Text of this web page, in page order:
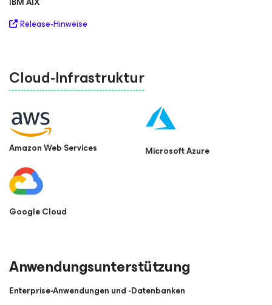
Release-Hinweise
Cloud-Infrastruktur
Amazon Web Services Microsoft Azure
Google Cloud
Anwendungsunterstützung
Enterprise-Anwendungen und -Datenbanken